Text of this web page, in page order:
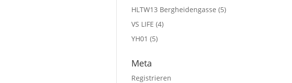
HLTW13 Bergheidengasse (5)
VS LIFE (4)
YH01 (5)
Meta
Registrieren